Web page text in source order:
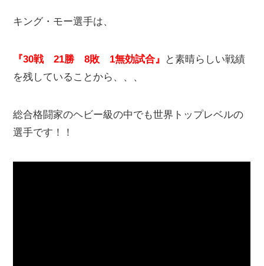
キング・モー選手は、
『30戦 21勝 8敗 1無効試合』
と素晴らしい戦績
を残していることから、、、
総合格闘家のヘビー級の中でも世界トップレベルの
選手です！！